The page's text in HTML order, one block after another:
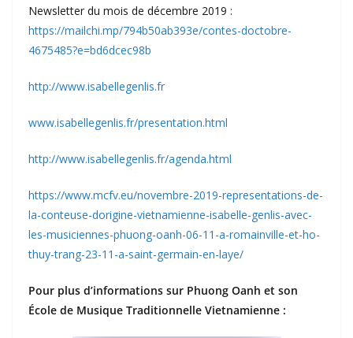
Newsletter du mois de décembre 2019 :
https://mailchi.mp/794b50ab393e/contes-doctobre-
4675485?e=bd6dcec98b
http://www.isabellegenlis.fr
www.isabellegenlis.fr/presentation.html
http://www.isabellegenlis.fr/agenda.html
https://www.mcfv.eu/novembre-2019-representations-de-
la-conteuse-dorigine-vietnamienne-isabelle-genlis-avec-
les-musiciennes-phuong-oanh-06-11-a-romainville-et-ho-
thuy-trang-23-11-a-saint-germain-en-laye/
Pour plus d’informations sur Phuong Oanh et son
École de Musique Traditionnelle Vietnamienne :